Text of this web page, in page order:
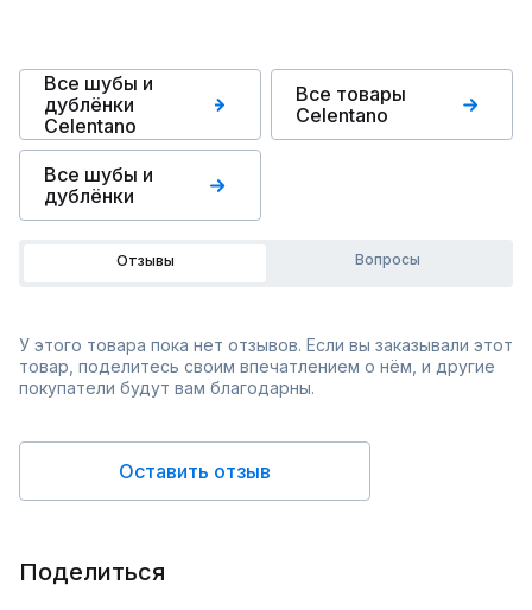
Все шубы и
дублёнки
Celentano
Все товары
Celentano
Все шубы и
дублёнки
Отзывы Вопросы
У этого товара пока нет отзывов. Если вы заказывали этот
товар, поделитесь своим впечатлением о нём, и другие
покупатели будут вам благодарны.
Оставить отзыв
Поделиться